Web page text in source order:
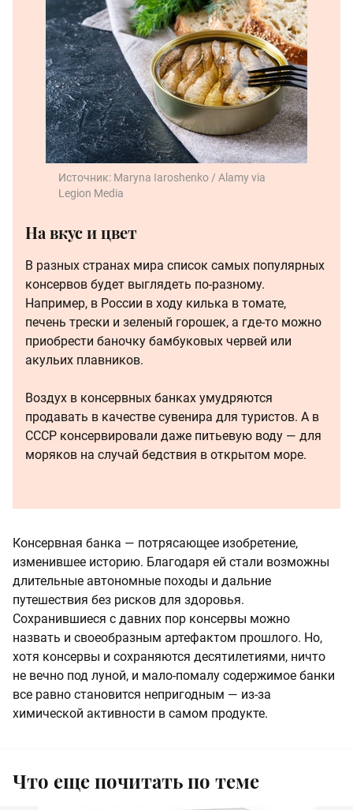
Источник: Maryna Iaroshenko / Alamy via
Legion Media
На вкус и цвет
В разных странах мира список самых популярных
консервов будет выглядеть по-разному.
Например, в России в ходу килька в томате,
печень трески и зеленый горошек, а где-то можно
приобрести баночку бамбуковых червей или
акульих плавников.
Воздух в консервных банках умудряются
продавать в качестве сувенира для туристов. А в
СССР консервировали даже питьевую воду — для
моряков на случай бедствия в открытом море.
Консервная банка — потрясающее изобретение,
изменившее историю. Благодаря ей стали возможны
длительные автономные походы и дальние
путешествия без рисков для здоровья.
Сохранившиеся с давних пор консервы можно
назвать и своеобразным артефактом прошлого. Но,
хотя консервы и сохраняются десятилетиями, ничто
не вечно под луной, и мало-помалу содержимое банки
все равно становится непригодным — из-за
химической активности в самом продукте.
Что еще почитать по теме